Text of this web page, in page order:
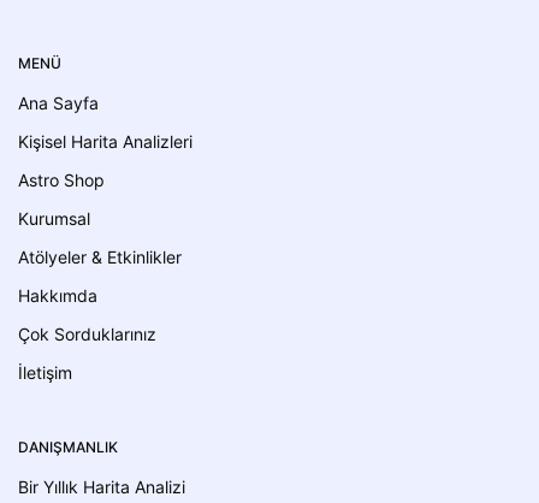
MENÜ
Ana Sayfa
Kişisel Harita Analizleri
Astro Shop
Kurumsal
Atölyeler & Etkinlikler
Hakkımda
Çok Sorduklarınız
İletişim
DANIŞMANLIK
Bir Yıllık Harita Analizi